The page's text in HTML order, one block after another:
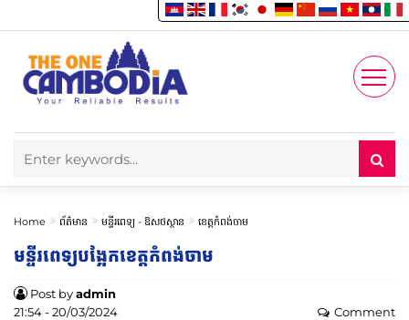
Account
Enjoy
Home ព័ត៌មាន មន្ទីរពេទ្យ -​ ឱសថស្ថាន ខេត្តកំពង់ចាម
មន្ទីរពេទ្យបង្អែកខេត្តកំពង់ចាម​​
Post byadmin
21:54 - 20/03/2024
Comment